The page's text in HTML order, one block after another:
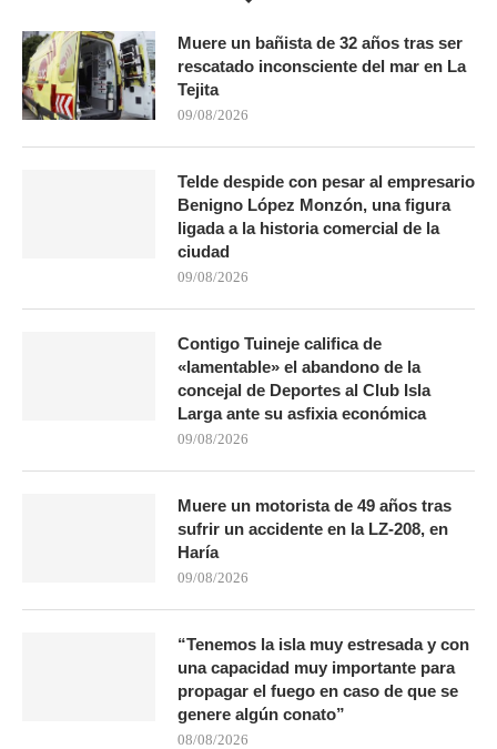
Muere un bañista de 32 años tras ser
rescatado inconsciente del mar en La
Tejita
09/08/2026
Telde despide con pesar al empresario
Benigno López Monzón, una figura
ligada a la historia comercial de la
ciudad
09/08/2026
Contigo Tuineje califica de
«lamentable» el abandono de la
concejal de Deportes al Club Isla
Larga ante su asfixia económica
09/08/2026
Muere un motorista de 49 años tras
sufrir un accidente en la LZ-208, en
Haría
09/08/2026
“Tenemos la isla muy estresada y con
una capacidad muy importante para
propagar el fuego en caso de que se
genere algún conato”
08/08/2026